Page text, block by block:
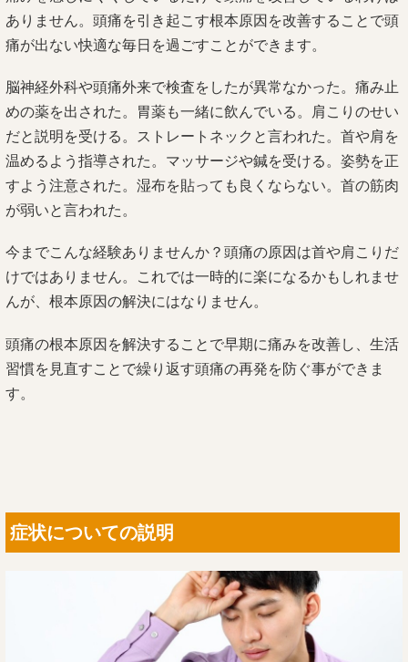
ありません。頭痛を引き起こす根本原因を改善することで頭
痛が出ない快適な毎日を過ごすことができます。
脳神経外科や頭痛外来で検査をしたが異常なかった。痛み止
めの薬を出された。胃薬も一緒に飲んでいる。肩こりのせい
だと説明を受ける。ストレートネックと言われた。首や肩を
温めるよう指導された。マッサージや鍼を受ける。姿勢を正
すよう注意された。湿布を貼っても良くならない。首の筋肉
が弱いと言われた。
今までこんな経験ありませんか？頭痛の原因は首や肩こりだ
けではありません。これでは一時的に楽になるかもしれませ
んが、根本原因の解決にはなりません。
頭痛の根本原因を解決することで早期に痛みを改善し、生活
習慣を見直すことで繰り返す頭痛の再発を防ぐ事ができま
す。
症状についての説明